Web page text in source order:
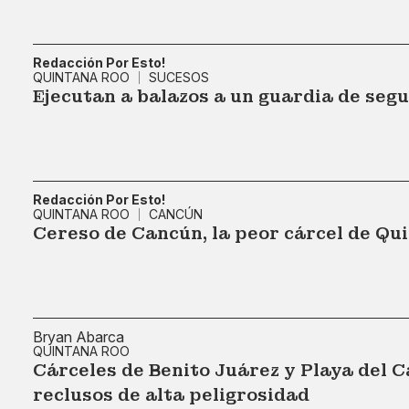
Redacción Por Esto!
QUINTANA ROO
SUCESOS
Ejecutan a balazos a un guardia de
Redacción Por Esto!
QUINTANA ROO
CANCÚN
Cereso de Cancún, la peor cárcel de
Bryan Abarca
QUINTANA ROO
Cárceles de Benito Juárez y Playa del
reclusos de alta peligrosidad